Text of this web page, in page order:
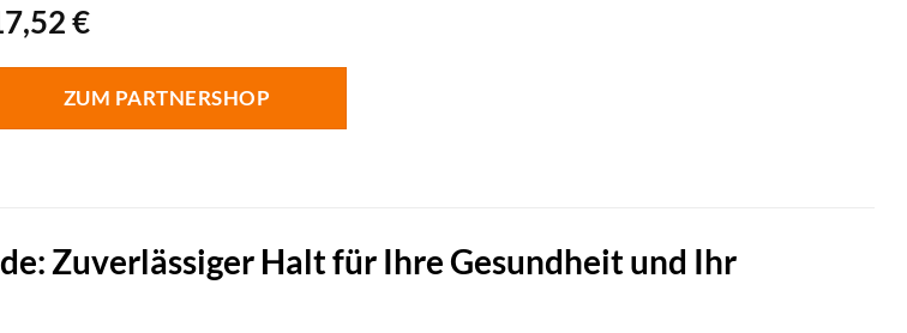
€
ZUM PARTNERSHOP
Zuverlässiger Halt für Ihre Gesundheit und Ihr